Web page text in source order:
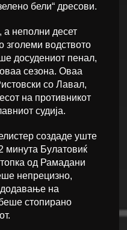
бели“ дресови.
а неполни десет
зголеми водството
досудениот пенал,
сезона. Оваа
со Лавал,
на противникот
судија.
создаде уште
минута Булатовиќ
од Рамадани
непрецизно,
додавање на
стопирано